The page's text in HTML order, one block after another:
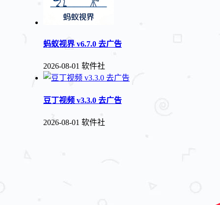
蚂蚁视界 v6.7.0 去广告
2026-08-01 软件社
豆丁视频 v3.3.0 去广告
2026-08-01 软件社